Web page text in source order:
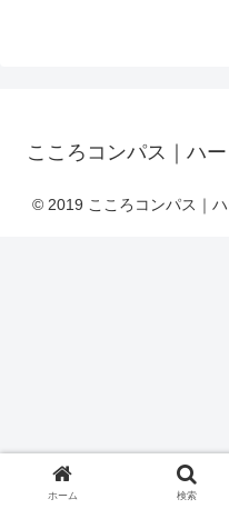
こころコンパス｜ハ
© 2019 こころコンパス｜
ホーム 検索